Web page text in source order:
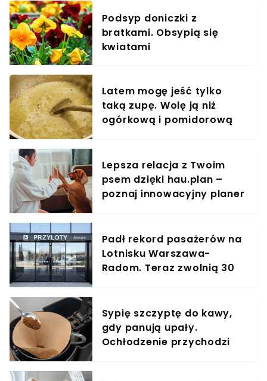
Podsyp doniczki z
bratkami. Obsypią się
kwiatami
Latem mogę jeść tylko
taką zupę. Wolę ją niż
ogórkową i pomidorową
Lepsza relacja z Twoim
psem dzięki hau.plan –
poznaj innowacyjny planer
Padł rekord pasażerów na
Lotnisku Warszawa-
Radom. Teraz zwolnią 30
Sypię szczyptę do kawy,
gdy panują upały.
Ochłodzenie przychodzi